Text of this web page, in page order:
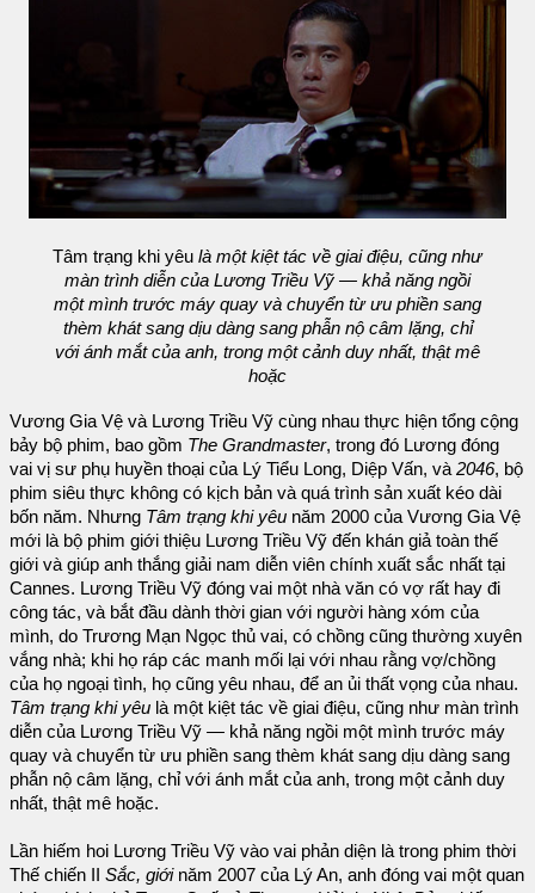
Tâm trạng khi yêu là một kiệt tác về giai điệu, cũng như
màn trình diễn của Lương Triều Vỹ — khả năng ngồi
một mình trước máy quay và chuyển từ ưu phiền sang
thèm khát sang dịu dàng sang phẫn nộ câm lặng, chỉ
với ánh mắt của anh, trong một cảnh duy nhất, thật mê
hoặc
Vương Gia Vệ và Lương Triều Vỹ cùng nhau thực hiện tổng cộng
bảy bộ phim, bao gồm The Grandmaster, trong đó Lương đóng
vai vị sư phụ huyền thoại của Lý Tiểu Long, Diệp Vấn, và 2046, bộ
phim siêu thực không có kịch bản và quá trình sản xuất kéo dài
bốn năm. Nhưng Tâm trạng khi yêu năm 2000 của Vương Gia Vệ
mới là bộ phim giới thiệu Lương Triều Vỹ đến khán giả toàn thế
giới và giúp anh thắng giải nam diễn viên chính xuất sắc nhất tại
Cannes. Lương Triều Vỹ đóng vai một nhà văn có vợ rất hay đi
công tác, và bắt đầu dành thời gian với người hàng xóm của
mình, do Trương Mạn Ngọc thủ vai, có chồng cũng thường xuyên
vắng nhà; khi họ ráp các manh mối lại với nhau rằng vợ/chồng
của họ ngoại tình, họ cũng yêu nhau, để an ủi thất vọng của nhau.
Tâm trạng khi yêu là một kiệt tác về giai điệu, cũng như màn trình
diễn của Lương Triều Vỹ — khả năng ngồi một mình trước máy
quay và chuyển từ ưu phiền sang thèm khát sang dịu dàng sang
phẫn nộ câm lặng, chỉ với ánh mắt của anh, trong một cảnh duy
nhất, thật mê hoặc.
Lần hiếm hoi Lương Triều Vỹ vào vai phản diện là trong phim thời
Thế chiến II Sắc, giớinăm 2007 của Lý An, anh đóng vai một quan